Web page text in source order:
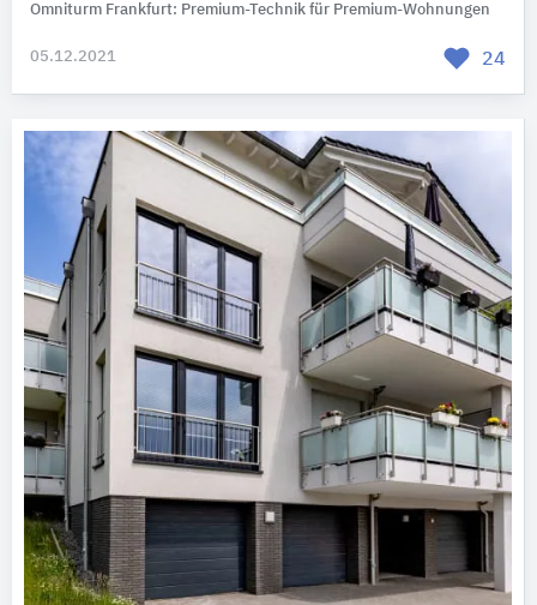
Omniturm Frankfurt: Premium-Technik für Premium-Wohnungen
05.12.2021 24